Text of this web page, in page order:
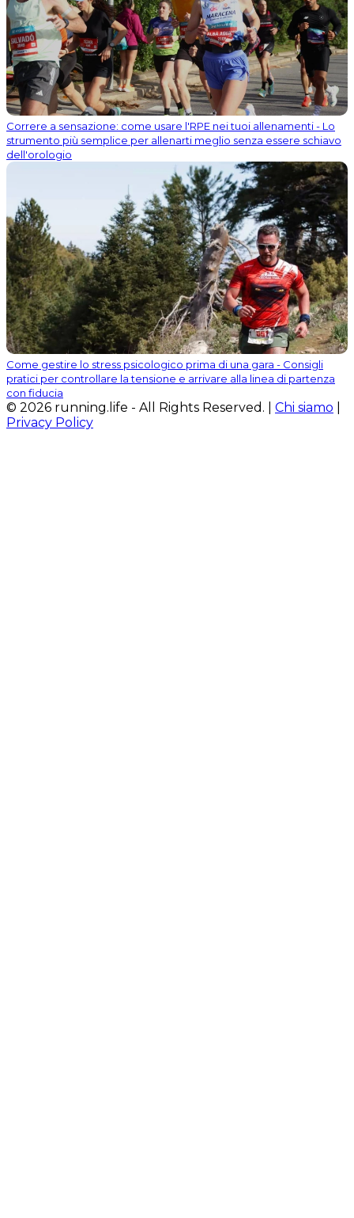
Correre a sensazione: come usare l'RPE nei tuoi allenamenti - Lo
strumento più semplice per allenarti meglio senza essere schiavo
dell'orologio
Come gestire lo stress psicologico prima di una gara - Consigli
pratici per controllare la tensione e arrivare alla linea di partenza
con fiducia
© 2026 running.life - All Rights Reserved. | Chi siamo
Privacy Policy